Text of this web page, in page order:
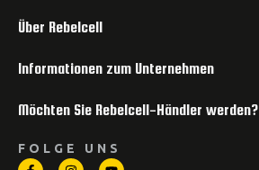
Über Rebelcell
Informationen zum Unternehmen
Möchten Sie Rebelcell-Händler werden?
FOLGE UNS